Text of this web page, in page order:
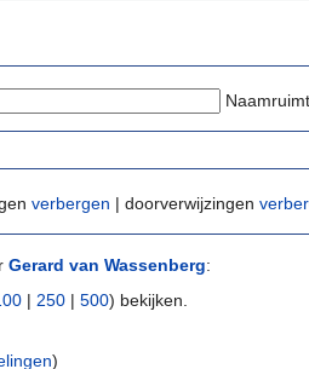
verbergen | doorverwijzingen
Gerard van Wassenberg:
| 250 | 500) bekijken.
)